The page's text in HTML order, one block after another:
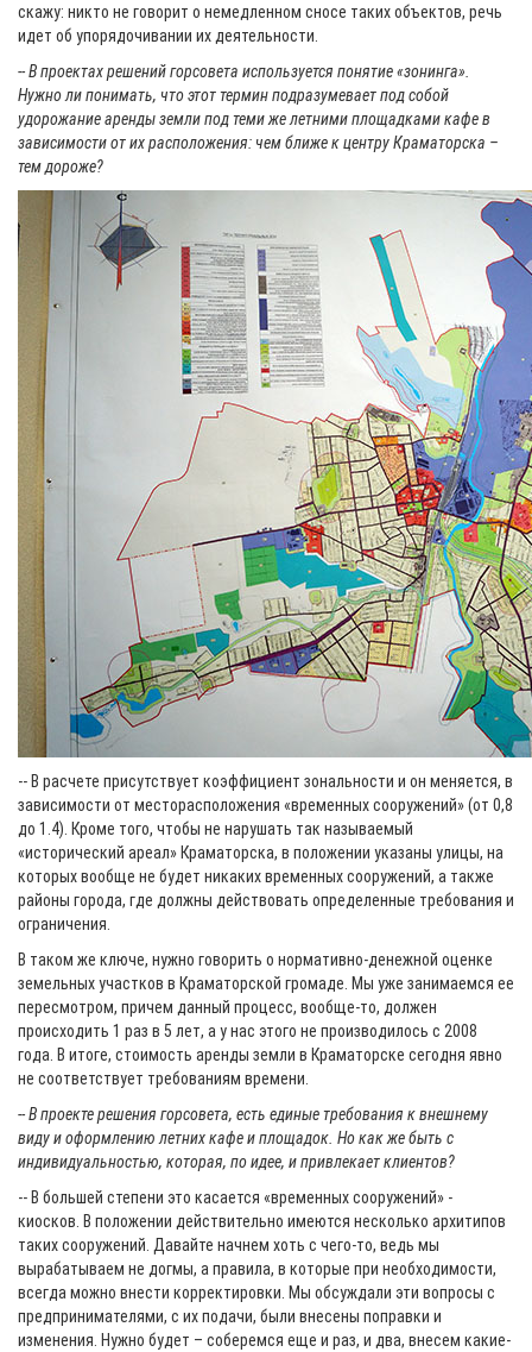
скажу: никто не говорит о немедленном сносе таких объектов, речь
идет об упорядочивании их деятельности.
-- В проектах решений горсовета используется понятие «зонинга».
Нужно ли понимать, что этот термин подразумевает под собой
удорожание аренды земли под теми же летними площадками кафе в
зависимости от их расположения: чем ближе к центру Краматорска –
тем дороже?
-- В расчете присутствует коэффициент зональности и он меняется, в
зависимости от месторасположения «временных сооружений» (от 0,8
до 1.4). Кроме того, чтобы не нарушать так называемый
«исторический ареал» Краматорска, в положении указаны улицы, на
которых вообще не будет никаких временных сооружений, а также
районы города, где должны действовать определенные требования и
ограничения.
В таком же ключе, нужно говорить о нормативно-денежной оценке
земельных участков в Краматорской громаде. Мы уже занимаемся ее
пересмотром, причем данный процесс, вообще-то, должен
происходить 1 раз в 5 лет, а у нас этого не производилось с 2008
года. В итоге, стоимость аренды земли в Краматорске сегодня явно
не соответствует требованиям времени.
-- В проекте решения горсовета, есть единые требования к внешнему
виду и оформлению летних кафе и площадок. Но как же быть с
индивидуальностью, которая, по идее, и привлекает клиентов?
-- В большей степени это касается «временных сооружений» -
киосков. В положении действительно имеются несколько архитипов
таких сооружений. Давайте начнем хоть с чего-то, ведь мы
вырабатываем не догмы, а правила, в которые при необходимости,
всегда можно внести корректировки. Мы обсуждали эти вопросы с
предпринимателями, с их подачи, были внесены поправки и
изменения. Нужно будет – соберемся еще и раз, и два, внесем какие-